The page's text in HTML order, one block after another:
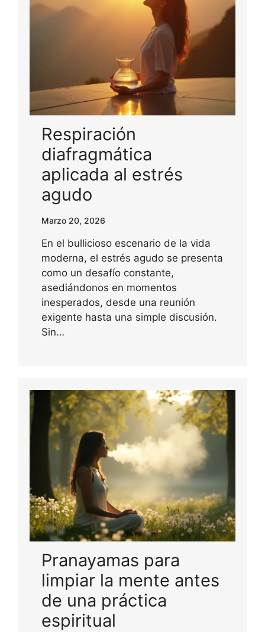
Respiración
diafragmática
aplicada al estrés
agudo
Marzo 20, 2026
En el bullicioso escenario de la vida
moderna, el estrés agudo se presenta
como un desafío constante,
asediándonos en momentos
inesperados, desde una reunión
exigente hasta una simple discusión.
Sin…
Pranayamas para
limpiar la mente antes
de una práctica
espiritual